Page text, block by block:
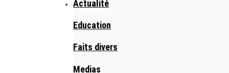
Actualité
Education
Faits divers
Medias